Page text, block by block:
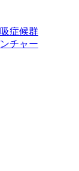
症候群
チャー